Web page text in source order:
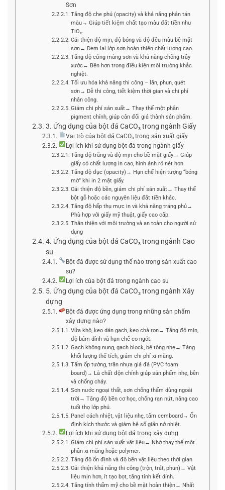
Sơn
Tăng độ che phủ (opacity) và khả năng phân tán
màu→ Giúp tiết kiệm chất tạo màu đắt tiền như
TiO₂.
Cải thiện độ mịn, độ bóng và độ đều màu bề mặt
sơn→ Đem lại lớp sơn hoàn thiện chất lượng cao.
Tăng độ cứng màng sơn và khả năng chống trầy
xước→ Bền hơn trong điều kiện môi trường khắc
nghiệt.
Tối ưu hóa khả năng thi công – lăn, phun, quét
sơn→ Dễ thi công, tiết kiệm thời gian và chi phí
nhân công.
Giảm chi phí sản xuất→ Thay thế một phần
pigment chính, giúp cân đối giá thành sản phẩm.
3. Ứng dụng của bột đá CaCO₃ trong ngành Giấy
Vai trò của bột đá CaCO₃ trong sản xuất giấy
Lợi ích khi sử dụng bột đá trong ngành giấy
Tăng độ trắng và độ mịn cho bề mặt giấy→ Giúp
giấy có chất lượng in cao, hình ảnh rõ nét hơn.
Tăng độ đục (opacity)→ Hạn chế hiện tượng “bóng
mờ” khi in 2 mặt giấy.
Cải thiện độ bền, giảm chi phí sản xuất→ Thay thế
bột gỗ hoặc các nguyên liệu đắt tiền khác.
Tăng độ hấp thụ mực in và khả năng tráng phủ→
Phù hợp với giấy mỹ thuật, giấy cao cấp.
Thân thiện với môi trường và an toàn cho người sử
dụng
4. Ứng dụng của bột đá CaCO₃ trong ngành Cao
su
Bột đá được sử dụng thế nào trong sản xuất cao
su?
Lợi ích của bột đá trong ngành cao su
5. Ứng dụng của bột đá CaCO₃ trong ngành Xây
dựng
Bột đá được ứng dụng trong những sản phẩm
xây dựng nào?
Vữa khô, keo dán gạch, keo chà ron→ Tăng độ mịn,
độ bám dính và hạn chế co ngót.
Gạch không nung, gạch block, bê tông nhẹ→ Tăng
khối lượng thể tích, giảm chi phí xi măng.
Tấm ốp tường, trần nhựa giả đá (PVC foam
board)→ Là chất độn chính giúp sản phẩm nhẹ, bền
và chống cháy.
Sơn nước ngoại thất, sơn chống thấm dùng ngoài
trời→ Tăng độ bền cơ học, chống rạn nứt, nâng cao
tuổi thọ lớp phủ.
Panel cách nhiệt, vật liệu nhẹ, tấm cemboard→ Ổn
định kích thước và giảm hệ số giãn nở nhiệt.
Lợi ích khi sử dụng bột đá trong xây dựng
Giảm chi phí sản xuất vật liệu→ Nhờ thay thế một
phần xi măng hoặc polymer.
Tăng độ ổn định và độ bền vật liệu theo thời gian
Cải thiện khả năng thi công (trộn, trát, phun)→ Vật
liệu mịn hơn, ít tạo bọt, tăng tính kết dính.
Tăng tính thẩm mỹ cho bề mặt hoàn thiện→ Nhất